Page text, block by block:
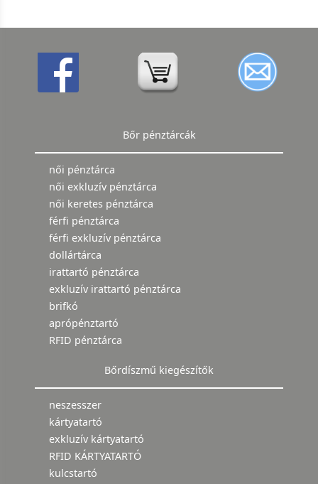
Bőr pénztárcák
női pénztárca
női exkluzív pénztárca
női keretes pénztárca
férfi pénztárca
férfi exkluzív pénztárca
dollártárca
irattartó pénztárca
exkluzív irattartó pénztárca
brifkó
aprópénztartó
RFID pénztárca
Bőrdíszmű kiegészítők
neszesszer
kártyatartó
exkluzív kártyatartó
RFID KÁRTYATARTÓ
kulcstartó